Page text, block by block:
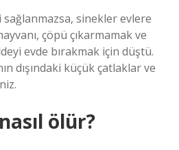
sinekler evlere
çöpü çıkarmamak ve
evde bırakmak için düştü.
dışındaki küçük çatlaklar ve
ölür?